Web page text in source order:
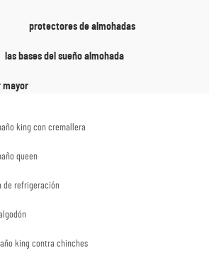
protectores de almohadas
las bases del sueño almohada
mayor
king con cremallera
queen
de refrigeración
king contra chinches